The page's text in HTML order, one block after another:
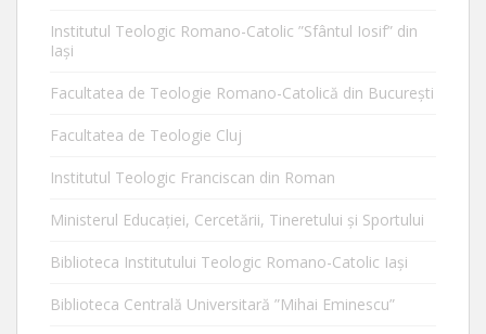
Institutul Teologic Romano-Catolic ”Sfântul Iosif” din
Iaşi
Facultatea de Teologie Romano-Catolică din Bucureşti
Facultatea de Teologie Cluj
Institutul Teologic Franciscan din Roman
Ministerul Educaţiei, Cercetării, Tineretului şi Sportului
Biblioteca Institutului Teologic Romano-Catolic Iaşi
Biblioteca Centrală Universitară ”Mihai Eminescu”